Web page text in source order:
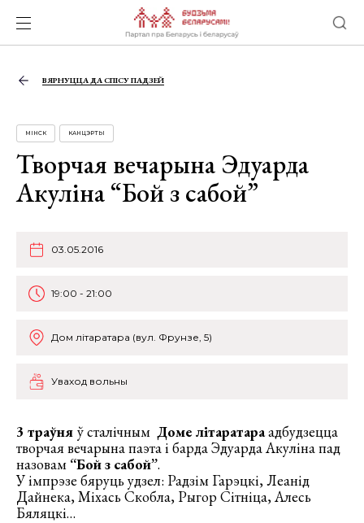
ВЯРНУЦЦА ДА СПІСУ ПАДЗЕЙ
МІНСК КАНЦЭРТЫ
Творчая вечарына Эдуарда
Акуліна “Бой з сабой”
03.05.2016
19:00 - 21:00
Дом літаратара (вул. Фрунзе, 5)
Уваход вольны
3 траўня ў сталічным Доме літаратараадбудзецца
творчая вечарына паэта і барда Эдуарда Акуліна пад
назовам “Бой з сабой”.
У імпрэзе бяруць удзел: Радзім Гарэцкі, Леанід
Дайнека, Міхась Скобла, Рыгор Сітніца, Алесь
Бяляцкі…